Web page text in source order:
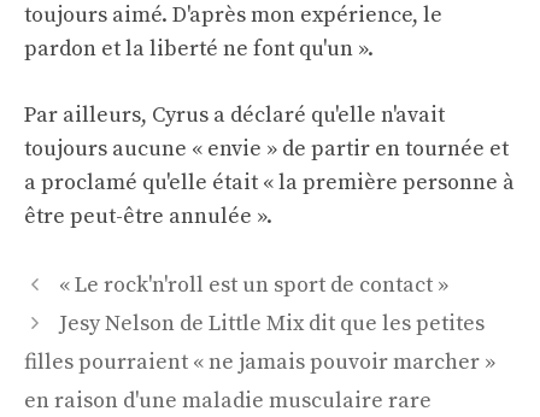
toujours aimé. D'après mon expérience, le
pardon et la liberté ne font qu'un ».
Par ailleurs, Cyrus a déclaré qu'elle n'avait
toujours aucune « envie » de partir en tournée et
a proclamé qu'elle était « la première personne à
être peut-être annulée ».
Navigation
des
articles
« Le rock'n'roll est un sport de contact »
Jesy Nelson de Little Mix dit que les petites
filles pourraient « ne jamais pouvoir marcher »
en raison d'une maladie musculaire rare